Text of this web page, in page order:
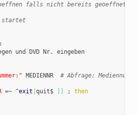
falls nicht bereits geoeffnet
startet
und DVD Nr. eingeben
MEDIENNR # Abfrage:
=~ ^exit quit$ ; then